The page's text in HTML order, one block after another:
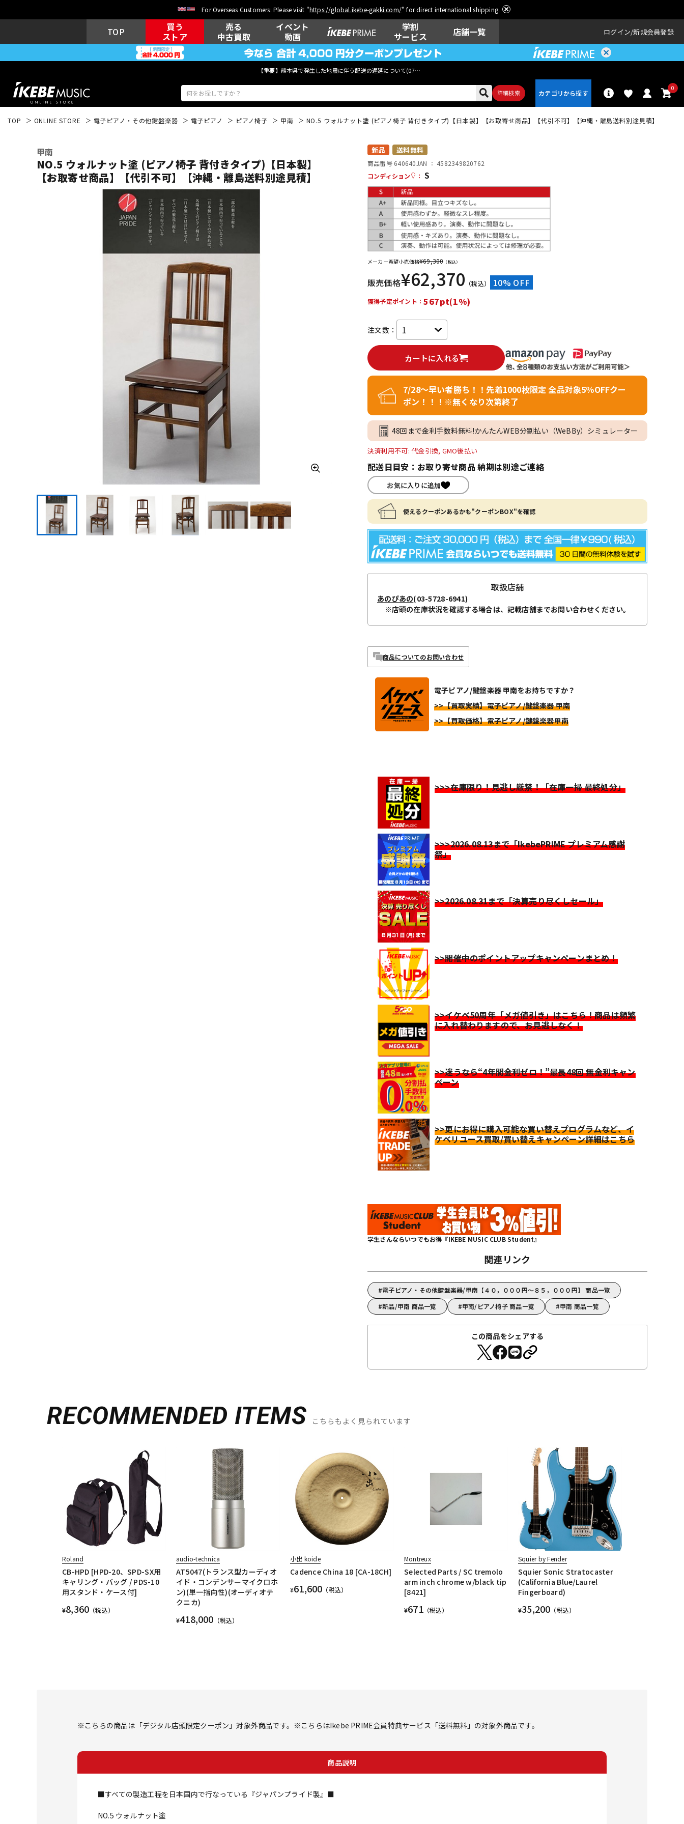
For Overseas Customers: Please visit "https://global.ikebe-gakki.com/" for direct international shipping.
TOP
買う
ストア
売る
中古買取
イベント
動画
学割
サービス
店舗一覧 ログイン 新規会員登録
【重要】熊本県で発生した地震に伴う配送の遅延について(07月29日
詳細検索
0
ウクレレ
キーボード 電子ピアノ その他楽器
DTM レコーディン
グ機器
配信/ライブ
機器
ヴィンテージ
TOP ONLINE STORE 電子ピアノ・その他鍵盤楽器 電子ピアノ ピアノ椅子 甲南 NO.5 ウォルナット塗 (ピアノ椅子 背付きタイプ)【日本製】【お取寄せ商品】【代引不可】【沖縄・離島送料別途見積】
甲南
NO.5 ウォルナット塗 (ピアノ椅子 背付きタイプ)【日本製】
【お取寄せ商品】【代引不可】【沖縄・離島送料別途見積】
新品 送料無料
商品番号 640640JAN ： 4582349820762
コンディション
： S
メーカー希望小売価格¥69,300 （税込）
販売価格¥62,370 （税込） 10% OFF
獲得予定ポイント： 567pt(1%)
注文数：
カートに入れる
7/28～早い者勝ち！！先着1000枚限定 全品対象5％OFFクー
ポン！！！※無くなり次第終了
48回まで金利手数料無料!かんたんWEB分割払い（WeBBy）シミュレーター
決済利用不可: 代金引換, GMO後払い
配送日目安：お取り寄せ商品 納期は別途ご連絡
お気に入りに追加
使えるクーポンあるかも"クーポンBOX"を確認
取扱店舗
あのぴあの(03-5728-6941)
※店頭の在庫状況を確認する場合は、記載店舗までお問い合わせください。
商品についてのお問い合わせ
電子ピアノ/鍵盤楽器 甲南をお持ちですか？
>>【買取実績】電子ピアノ/鍵盤楽器 甲南
>>【買取価格】電子ピアノ/鍵盤楽器甲南
>>>在庫限り！見逃し厳禁！「在庫一掃 最終処分」
>>>2026.08.13まで「IkebePRIME プレミアム感謝
祭」
>>2026.08.31まで「決算売り尽くしセール」
>>開催中のポイントアップキャンペーンまとめ！
>>イケベ50周年「メガ値引き」はこちら！商品は頻繁
に入れ替わりますので、お見逃しなく！
>>迷うなら“4年間金利ゼロ！”最長48回 無金利キャン
ペーン
>>更にお得に購入可能な買い替えプログラムなど、イ
ケベリユース買取/買い替えキャンペーン詳細はこちら
学生さんならいつでもお得『IKEBE MUSIC CLUB Student』
関連リンク
電子ピアノ・その他鍵盤楽器/甲南【４０，０００円～８５，０００円】 商品一覧
新品/甲南 商品一覧
甲南/ピアノ椅子 商品一覧 甲南 商品一覧
この商品をシェアする
RECOMMENDED ITEMS こちらもよく見られています
Roland
CB-HPD [HPD-20、SPD-SX用
キャリング・バッグ / PDS-10
用スタンド・ケース付]
¥8,360 （税込）
audio-technica
AT5047(トランス型カーディオ
イド・コンデンサーマイクロホ
ン)(単一指向性)(オーディオテ
クニカ)
¥418,000 （税込）
小出 koide
Cadence China 18 [CA-18CH]
¥61,600 （税込）
Montreux
Selected Parts / SC tremolo
arm inch chrome w/black tip
[8421]
¥671（税込）
Squier by Fender
Squier Sonic Stratocaster
(California Blue/Laurel
Fingerboard)
¥35,200 （税込）
※こちらの商品は「デジタル店頭限定クーポン」対象外商品です。※こちらはIkebe PRIME会員特典サービス「送料無料」の対象外商品です。
商品説明
■すべての製造工程を日本国内で行なっている『ジャパンプライド製』■
NO.5 ウォルナット塗